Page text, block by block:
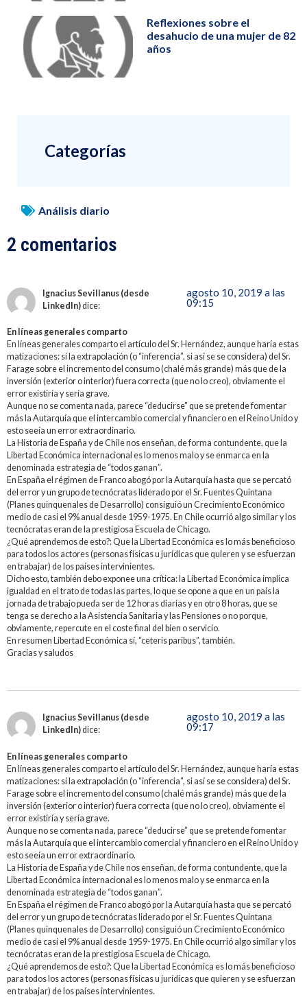
Reflexiones sobre el
desahucio de una mujer de 82
años
Categorías
Análisis diario
2 comentarios
Ignacius Sevillanus (desde
LinkedIn)dice:
agosto 10, 2019 a las
09:15
En líneas generales comparto
En líneas generales comparto el artículo del Sr. Hernández, aunque haría estas
matizaciones: si la extrapolación (o “inferencia”, si así se se considera) del Sr.
Farage sobre el incremento del consumo (chalé más grande) más que de la
inversión (exterior o interior) fuera correcta (que no lo creo), obviamente el
error existiría y sería grave.
Aunque no se comenta nada, parece “deducirse” que se pretende fomentar
más la Autarquía que el intercambio comercial y financiero en el Reino Unido y
esto seeía un error extraordinario.
La Historia de España y de Chile nos enseñan, de forma contundente, que la
Libertad Económica internacional es lo menos malo y se enmarca en la
denominada estrategia de “todos ganan”.
En España el régimen de Franco abogó por la Autarquía hasta que se percató
del error y un grupo de tecnócratas liderado por el Sr. Fuentes Quintana
(Planes quinquenales de Desarrollo) consiguió un Crecimiento Económico
medio de casi el 9% anual desde 1959-1975. En Chile ocurrió algo similar y los
tecnócratas eran de la prestigiosa Escuela de Chicago.
¿Qué aprendemos de esto?: Que la Libertad Económica es lo más beneficioso
para todos los actores (personas físicas u jurídicas que quieren y se esfuerzan
en trabajar) de los países intervinientes.
Dicho esto, también debo exponee una crítica: la Libertad Económica implica
igualdad en el trato de todas las partes, lo que se opone a que en un país la
jornada de trabajo pueda ser de 12 horas diarias y en otro 8 horas, que se
tenga se derecho a la Asistencia Sanitaria y las Pensiones o no porque,
obviamente, repercute en el coste final del bien o servicio.
En resumen Libertad Económica sí, “ceteris paribus”, también.
Gracias y saludos
Ignacius Sevillanus (desde
LinkedIn)dice:
agosto 10, 2019 a las
09:17
En líneas generales comparto
En líneas generales comparto el artículo del Sr. Hernández, aunque haría estas
matizaciones: si la extrapolación (o “inferencia”, si así se se considera) del Sr.
Farage sobre el incremento del consumo (chalé más grande) más que de la
inversión (exterior o interior) fuera correcta (que no lo creo), obviamente el
error existiría y sería grave.
Aunque no se comenta nada, parece “deducirse” que se pretende fomentar
más la Autarquía que el intercambio comercial y financiero en el Reino Unido y
esto seeía un error extraordinario.
La Historia de España y de Chile nos enseñan, de forma contundente, que la
Libertad Económica internacional es lo menos malo y se enmarca en la
denominada estrategia de “todos ganan”.
En España el régimen de Franco abogó por la Autarquía hasta que se percató
del error y un grupo de tecnócratas liderado por el Sr. Fuentes Quintana
(Planes quinquenales de Desarrollo) consiguió un Crecimiento Económico
medio de casi el 9% anual desde 1959-1975. En Chile ocurrió algo similar y los
tecnócratas eran de la prestigiosa Escuela de Chicago.
¿Qué aprendemos de esto?: Que la Libertad Económica es lo más beneficioso
para todos los actores (personas físicas u jurídicas que quieren y se esfuerzan
en trabajar) de los países intervinientes.